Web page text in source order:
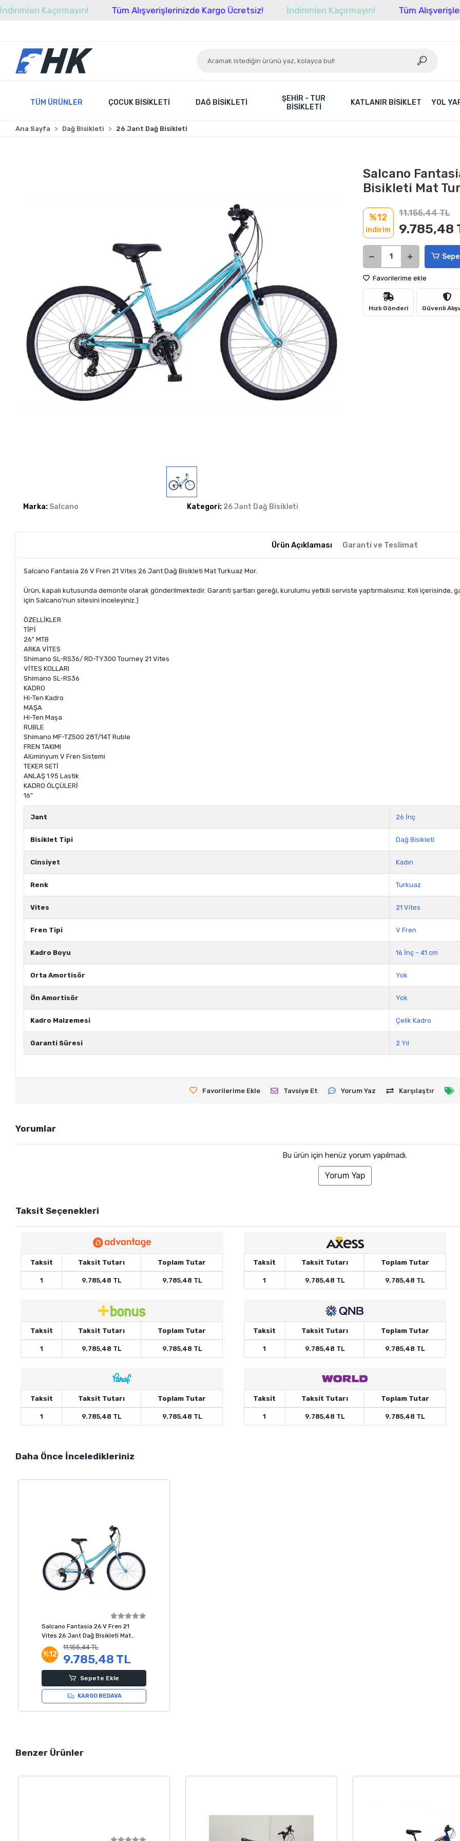
Kaçırmayın! Tüm Alışverişlerinizde Kargo Ücretsiz! İndirimleri Kaçırmayın! Tüm Alışverişlerinizde
TÜM ÜRÜNLER ÇOCUK BISIKLETI DAĞ BISIKLETI
ŞEHIR - TUR
BISIKLETI
KATLANIR BISIKLET YOL
Ana Sayfa Dağ Bisikleti 26 Jant Dağ Bisikleti
Marka: Salcano Kategori: 26 Jant Dağ Bisikleti
Salcano
Bisikleti Mat
%12
indirim
11.155,44 TL
9.785,48
Favorilerime ekle
Hızlı Gönderi Güvenli
Ürün Açıklaması Garanti ve Teslimat
Salcano Fantasia 26 V Fren 21 Vites 26 Jant Dağ Bisikleti Mat Turkuaz Mor.
Ürün, kapalı kutusunda demonte olarak gönderilmektedir. Garanti şartları gereği, kurulumu yetkili serviste yaptırmalısınız. Koli
için Salcano'nun sitesini inceleyiniz.)
ÖZELLİKLER
TİPİ
26" MTB
ARKA VİTES
Shimano SL-RS36/ RD-TY300 Tourney 21 Vites
VİTES KOLLARI
Shimano SL-RS36
KADRO
Hi-Ten Kadro
MAŞA
Hi-Ten Maşa
RUBLE
Shimano MF-TZ500 28T/14T Ruble
FREN TAKIMI
Alüminyum V Fren Sistemi
TEKER SETİ
ANLAŞ 1.95 Lastik
KADRO ÖLÇÜLERİ
16”
Jant 26 İnç
Bisiklet Tipi Dağ Bisikleti
Cinsiyet Kadın
Renk Turkuaz
Vites 21 Vites
Fren Tipi V Fren
Kadro Boyu 16 İnç – 41 cm
Orta Amortisör Yok
Ön Amortisör Yok
Kadro Malzemesi Çelik Kadro
Garanti Süresi 2 Yıl
Favorilerime Ekle Tavsiye Et Yorum Yaz Karşılaştır
Yorumlar
Bu ürün için henüz yorum yapılmadı.
Yorum Yap
Taksit Seçenekleri
Taksit Taksit Tutarı Toplam Tutar
1 9.785,48 TL 9.785,48 TL
Taksit Taksit Tutarı Toplam Tutar
1 9.785,48 TL 9.785,48 TL
Taksit Taksit Tutarı Toplam Tutar
1 9.785,48 TL 9.785,48 TL
Taksit Taksit Tutarı Toplam Tutar
1 9.785,48 TL 9.785,48 TL
Taksit Taksit Tutarı Toplam Tutar
1 9.785,48 TL 9.785,48 TL
Taksit Taksit Tutarı Toplam Tutar
1 9.785,48 TL 9.785,48 TL
Daha Önce İnceledikleriniz
Salcano Fantasia 26 V Fren 21
Vites 26 Jant Dağ Bisikleti Mat
Turkuaz Mor
%12
11.155,44 TL
9.785,48 TL
Sepete Ekle
KARGO BEDAVA
Benzer Ürünler